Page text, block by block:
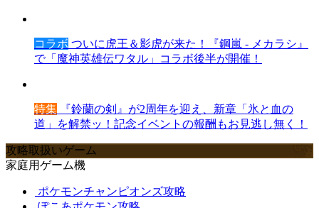
コラボ ついに虎王＆影虎が来た！『鋼嵐 - メカラシ』
で「魔神英雄伝ワタル」コラボ後半が開催！
特集 『鈴蘭の剣』が2周年を迎え、新章「氷と血の
道」を解禁ッ！記念イベントの報酬もお見逃し無く！
攻略取扱いゲーム
家庭用ゲーム機
ポケモンチャンピオンズ攻略